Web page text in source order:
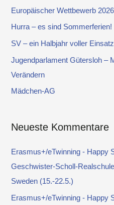
e
c
h
:
Europäischer Wettbewerb 2026
Hurra – es sind Sommerferien!
SV – ein Halbjahr voller Einsatz
Jugendparlament Gütersloh –
Verändern
Mädchen-AG
Neueste Kommentare
Erasmus+/eTwinning - Happy
Geschwister-Scholl-Realschule
Sweden (15.-22.5.)
Erasmus+/eTwinning - Happy